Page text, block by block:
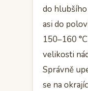
do
asi do
150–160
velikosti
Správně
se na